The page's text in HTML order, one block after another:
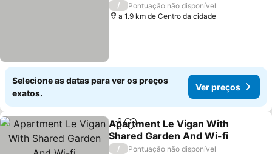
/
Pontuação não disponível
a 1.9 km de Centro da cidade
Selecione as datas para ver os preços
exatos.
Ver preços
PartilharAdicionar aos favoritos
Apartment Le Vigan With
Shared Garden And Wi-fi
/
Pontuação não disponível